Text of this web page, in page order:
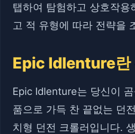
탭하여 탐험하고 상호작
고 적 유형에 따라 전략을
Epic Idlenture란
Epic Idlenture는 당신이
품으로 가득 찬 끝없는 던
치형 던전 크롤러입니다.